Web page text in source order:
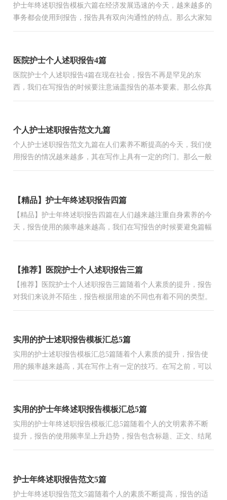
护士年终述职报告模板六篇在经济发展迅速的今天，越来越多的
事务都会使用到报告，报告具有双向沟通性的特点。那么大家知
医院护士个人述职报告4篇
医院护士个人述职报告4篇在现在社会，报告不再是罕见的东
西，我们在写报告的时候要注意涵盖报告的基本要素。那么你真
个人护士述职报告范文九篇
个人护士述职报告范文九篇在人们素养不断提高的今天，我们使
用报告的情况越来越多，其在写作上具有一定的窍门。那么一般
【精品】护士年终述职报告四篇
【精品】护士年终述职报告四篇在人们越来越注重自身素养的今
天，报告使用的频率越来越高，我们在写报告的时候要避免篇幅
【推荐】医院护士个人述职报告三篇
【推荐】医院护士个人述职报告三篇随着个人素质的提升，报告
对我们来说并不陌生，报告根据用途的不同也有着不同的类型。
实用的护士述职报告模板汇总5篇
实用的护士述职报告模板汇总5篇随着个人素质的提升，报告使
用的频率越来越高，其在写作上有一定的技巧。在写之前，可以
实用的护士年终述职报告模板汇总5篇
实用的护士年终述职报告模板汇总5篇随着个人的文明素养不断
提升，报告的使用频率呈上升趋势，报告包含标题、正文、结尾
护士年终述职报告范文5篇
护士年终述职报告范文5篇随着个人的素质不断提高，报告的适